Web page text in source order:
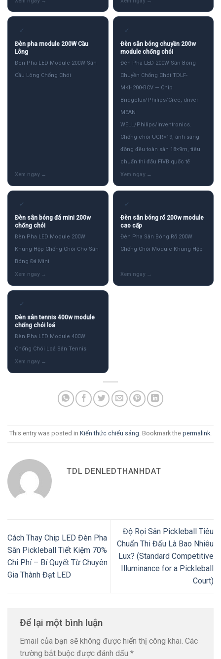
✓
Đèn pha module 200W Cầu
Lông
Đèn Pha LED Module 200W Sân
Cầu Lông Chống Chói
✓
Đèn sân bóng chuyền 200w
module chống chói
Đèn Pha LED 200W Sân Bóng
Chuyền Chống Chói TDLF-
MKH200-BCV — Chip
Bridgelux/Philips/Cree, driver
MEAN
WELL/Philips/Inventronics.
Chống chói UGR<19, ánh sáng
đồng đều toàn sân 18×9m, tiêu
chuẩn thi đấu FIVB quốc tế
✓
Đèn sân bóng đá mini 200w
chống chói
Đèn Pha LED Module 200W
Khung Hộp Chống Chói Cho Sân
Bóng Đá Mini
✓
Đèn sân bóng rổ 200w module
cao cấp
Đèn Pha Sân Bóng Rổ 200W
Chống Chói Module Khung Hộp
✓
Đèn sân tennis 400w module
chống chói loá
Đèn Pha LED Module 400W
Chống Chói Loá Sân Tennis
This entry was posted in Kiến thức chiếu sáng. Bookmark the permalink.
TDL DENLEDTHANHDAT
Cách Thay Chip LED Đèn Pha
Sân Pickleball Tiết Kiệm 70%
Chi Phí – Bí Quyết Từ Chuyên
Gia Thành Đạt LED
Độ Rọi Sân Pickleball Tiêu
Chuẩn Thi Đấu Là Bao Nhiêu
Lux? (Standard Competitive
Illuminance for a Pickleball
Court)
Để lại một bình luận
Email của bạn sẽ không được hiển thị công khai. Các
trường bắt buộc được đánh dấu *